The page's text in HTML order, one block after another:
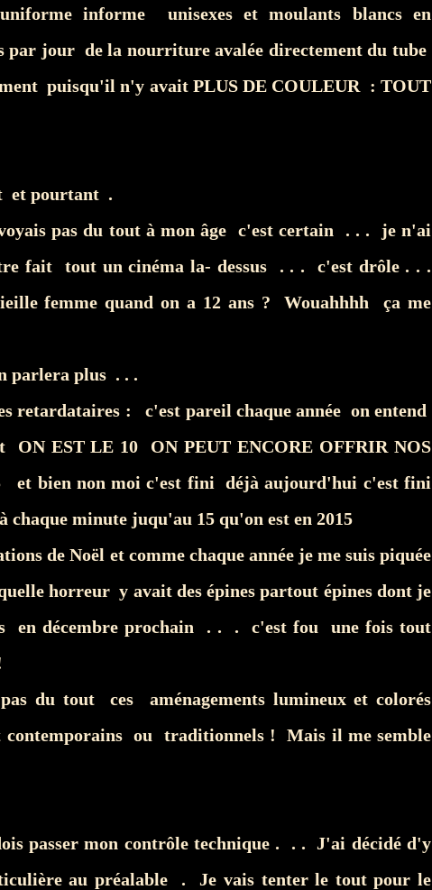
informe unisexes et moulants blancs en
par jour de la nourriture avalée directement du tube
puisqu'il n'y avait PLUS DE COULEUR : TOUT
et pourtant .
pas du tout à mon âge c'est certain . . . je n'ai
fait tout un cinéma la- dessus . . . c'est drôle . . .
femme quand on a 12 ans ? Wouahhhh ça me
parlera plus . . .
retardataires : c'est pareil chaque année on entend
ON EST LE 10 ON PEUT ENCORE OFFRIR NOS
et bien non moi c'est fini déjà aujourd'hui c'est fini
minute juqu'au 15 qu'on est en 2015
de Noël et comme chaque année je me suis piquée
horreur y avait des épines partout épines dont je
en décembre prochain . . . c'est fou une fois tout
du tout ces aménagements lumineux et colorés
contemporains ou traditionnels ! Mais il me semble
passer mon contrôle technique . . . J'ai décidé d'y
au préalable . Je vais tenter le tout pour le